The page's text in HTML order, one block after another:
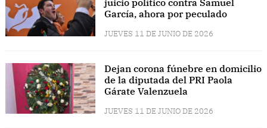
juicio político contra Samuel
García, ahora por peculado
JUEVES 11 DE JUNIO DE 2026
Dejan corona fúnebre en domicilio
de la diputada del PRI Paola
Gárate Valenzuela
JUEVES 11 DE JUNIO DE 2026